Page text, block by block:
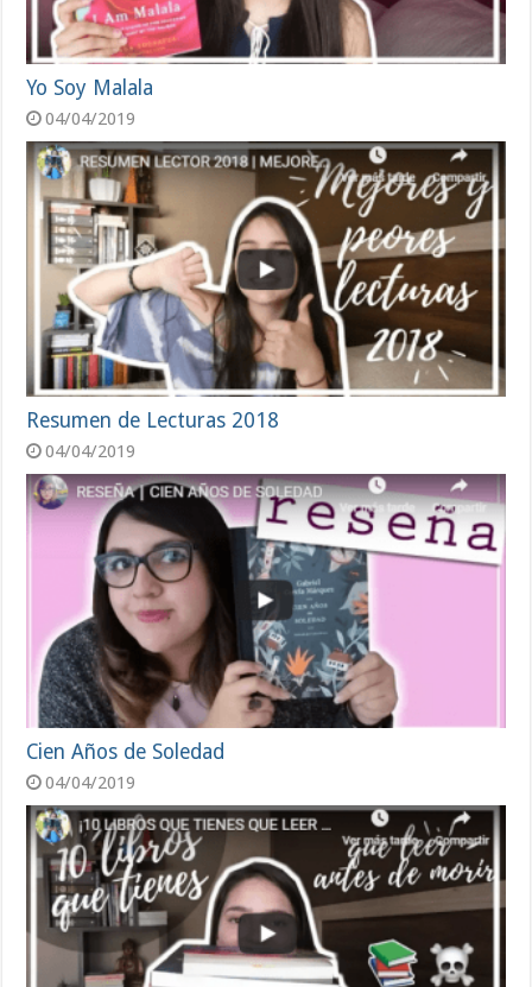
Yo Soy Malala
04/04/2019
Resumen de Lecturas 2018
04/04/2019
Cien Años de Soledad
04/04/2019